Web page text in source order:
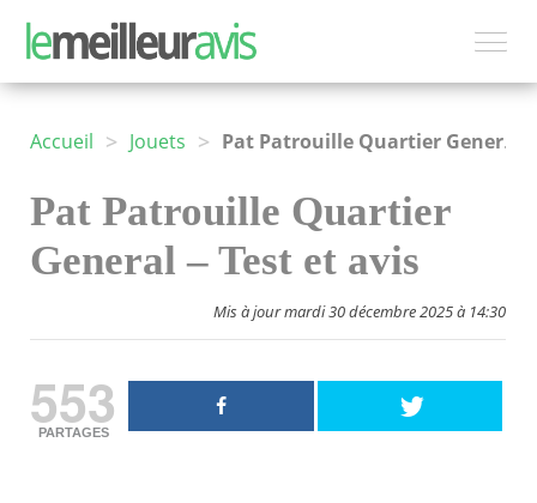
Accueil > Jouets > Pat Patrouille Quartier General – Test et avis
Pat Patrouille Quartier
General – Test et avis
Mis à jour mardi 30 décembre 2025 à 14:30
553
PARTAGES